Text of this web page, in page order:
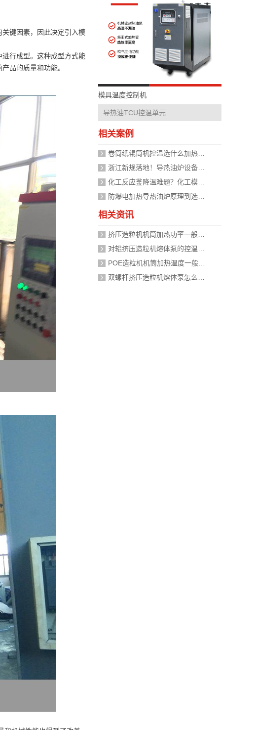
键因素，因此决定引入模
行成型。这种成型方式能
品的质量和功能。
模具温度控制机
导热油TCU控温单元
相关案例
相关资讯